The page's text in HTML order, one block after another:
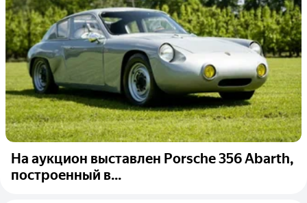
На аукцион выставлен Porsche 356 Abarth,
построенный в...